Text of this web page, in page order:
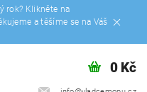
rok? Klikněte na
a těšíme se na Váš
0 Kč